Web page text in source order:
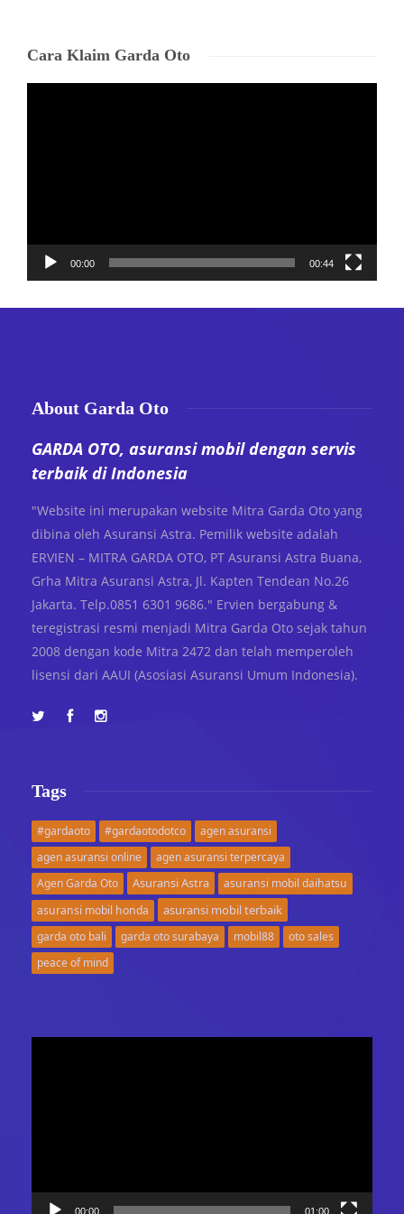
Cara Klaim Garda Oto
00:00 00:44
About Garda Oto
GARDA OTO, asuransi mobil dengan servis
terbaik di Indonesia
"Website ini merupakan website Mitra Garda Oto yang
dibina oleh Asuransi Astra. Pemilik website adalah
ERVIEN – MITRA GARDA OTO, PT Asuransi Astra Buana,
Grha Mitra Asuransi Astra, Jl. Kapten Tendean No.26
Jakarta. Telp.0851 6301 9686." Ervien bergabung &
teregistrasi resmi menjadi Mitra Garda Oto sejak tahun
2008 dengan kode Mitra 2472 dan telah memperoleh
lisensi dari AAUI (Asosiasi Asuransi Umum Indonesia).
Tags
#gardaoto #gardaotodotco
agen asuransi
agen asuransi online
agen asuransi terpercaya
Agen Garda Oto
Asuransi Astra
asuransi mobil daihatsu
asuransi mobil honda
asuransi mobil terbaik
garda oto bali garda oto surabaya mobil88
oto sales
peace of mind
00:00 01:00